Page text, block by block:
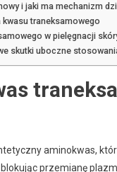
i jaki ma mechanizm
traneksamowego
w pielęgnacji
skutki uboczne
aminokwas,
przemianę